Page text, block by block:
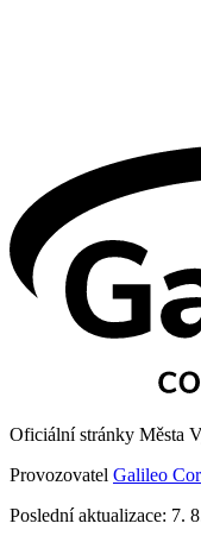
Oficiální stránky Města
Provozovatel Galileo
Poslední aktualizace: 7.